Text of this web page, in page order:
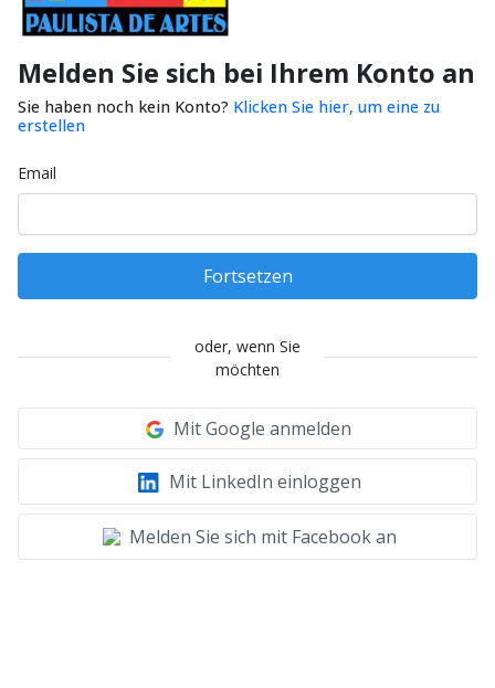
Melden Sie sich bei Ihrem Konto an
Sie haben noch kein Konto? Klicken Sie hier, um eine zu
erstellen
Email
Fortsetzen
oder, wenn Sie
möchten
Mit Google anmelden
Mit LinkedIn einloggen
Melden Sie sich mit Facebook an